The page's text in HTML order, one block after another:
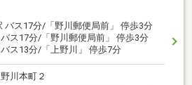
バス17分/「野川郵便局前」 停歩3分
ス17分/「野川郵便局前」 停歩3分
ス13分/「上野川」 停歩7分
川本町２